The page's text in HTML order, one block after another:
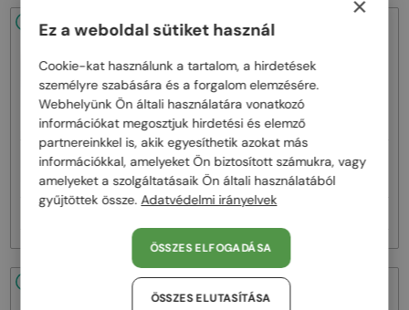
48/72 -53%
Marni—Napszemüvegek
ME641S - 218 - 54
48/72
Marni—Napszemüvegek
ME641S - 212 - 54
48/72 -53%
×
Ez a weboldal sütiket használ
Cookie-kat használunk a tartalom, a hirdetések
személyre szabására és a forgalom elemzésére.
Webhelyünk Ön általi használatára vonatkozó
információkat megosztjuk hirdetési és elemző
partnereinkkel is, akik egyesíthetik azokat más
információkkal, amelyeket Ön biztosított számukra, vagy
amelyeket a szolgáltatásaik Ön általi használatából
gyűjtöttek össze. Adatvédelmi irányelvek
ÖSSZES ELFOGADÁSA
ÖSSZES ELUTASÍTÁSA